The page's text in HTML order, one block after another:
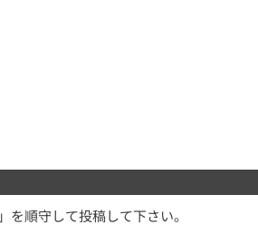
」を順守して投稿して下さい。